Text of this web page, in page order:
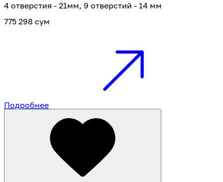
4 отверстия - 21мм, 9 отверстий - 14 мм
775 298 сум
Подробнее